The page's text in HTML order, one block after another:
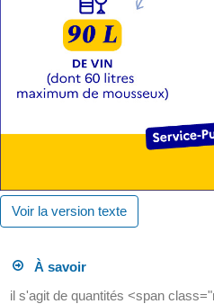
Voir la version texte
À savoir
il s'agit de quantités <span